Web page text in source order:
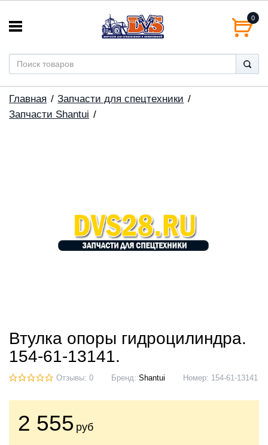
0
Главная
Запчасти для спецтехники
Запчасти Shantui
Втулка опоры гидроцилиндра.
154-61-13141.
Отзывы: 0 Бренд: Shantui Номер: 154-61-13141
2 555 руб